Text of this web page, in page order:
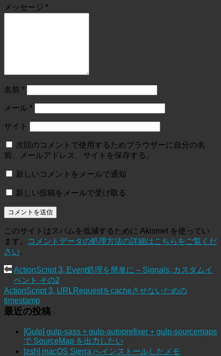
メッセージ *
名前 *
メール *
サイト
次回のコメントで使用するためブラウザーに自分の名
前、メールアドレス、サイトを保存する。
新しいコメントをメールで通知
新しい投稿をメールで受け取る
このサイトはスパムを低減するために Akismet を使ってい
ます。
コメントデータの処理方法の詳細はこちらをご覧くだ
さい。
ActionScript 3, Event処理を簡単に – Signals, カスタムイ
ベント その2
ActionScript 3, URLRequestをcacheさせないための
timestamp
最近の投稿
[Gulp] gulp-sass + gulp-autoprefixer + gulp-sourcemaps
で SourceMap を出力したい
[zsh] macOS Sierra へインストールしたメモ